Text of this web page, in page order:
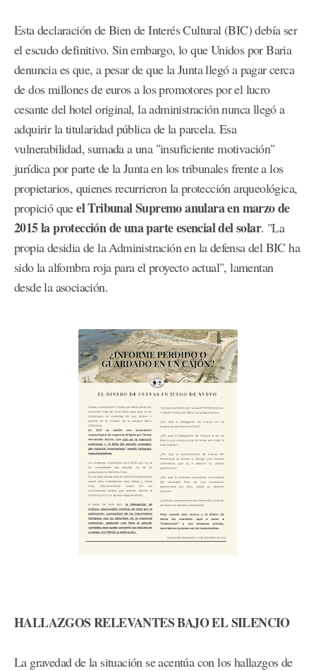
Esta declaración de Bien de Interés Cultural (BIC) debía ser
el escudo definitivo. Sin embargo, lo que Unidos por Baria
denuncia es que, a pesar de que la Junta llegó a pagar cerca
de dos millones de euros a los promotores por el lucro
cesante del hotel original, la administración nunca llegó a
adquirir la titularidad pública de la parcela. Esa
vulnerabilidad, sumada a una "insuficiente motivación"
jurídica por parte de la Junta en los tribunales frente a los
propietarios, quienes recurrieron la protección arqueológica,
propició queel Tribunal Supremo anulara en marzo de
2015 la protección de una parte esencial del solar. "La
propia desidia de la Administración en la defensa del BIC ha
sido la alfombra roja para el proyecto actual", lamentan
desde la asociación.
HALLAZGOS RELEVANTES BAJO EL SILENCIO
La gravedad de la situación se acentúa con los hallazgos de